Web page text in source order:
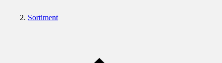
Sortiment